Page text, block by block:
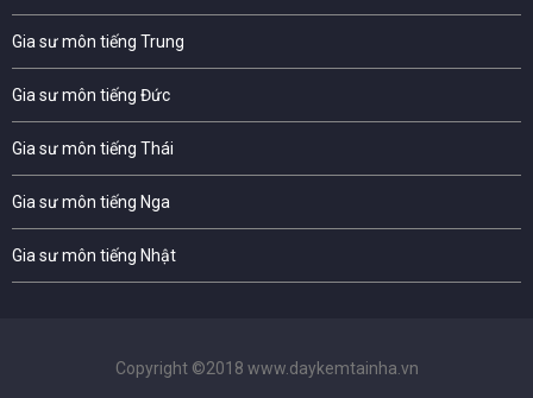
Gia sư môn tiếng Trung
Gia sư môn tiếng Đức
Gia sư môn tiếng Thái
Gia sư môn tiếng Nga
Gia sư môn tiếng Nhật
Copyright ©2018 www.daykemtainha.vn